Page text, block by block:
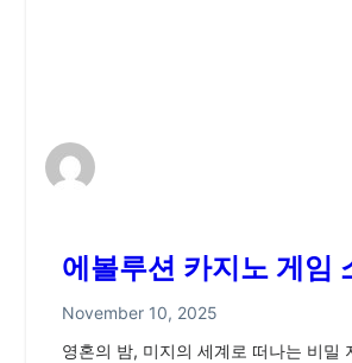
에볼루션 카지노 게임
November 10, 2025
영혼의 밤, 미지의 세계로 떠나는 비밀